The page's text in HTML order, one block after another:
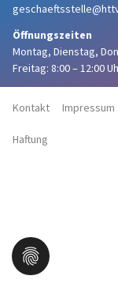
Öffnungszeiten
Montag, Dienstag,
Freitag: 8:00 – 12:00
Kontakt Impressum
Haftung